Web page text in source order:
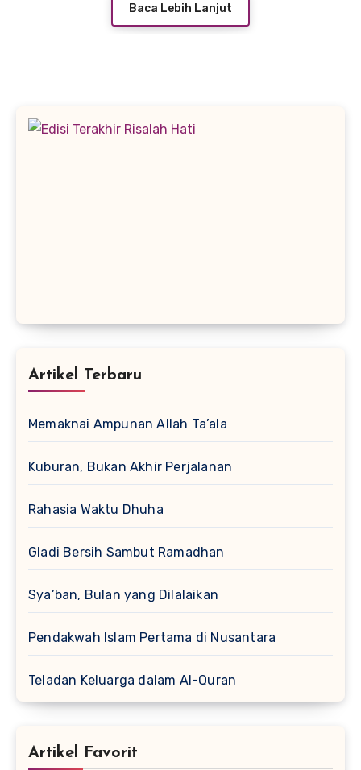
Baca Lebih Lanjut
Artikel Terbaru
Memaknai Ampunan Allah Ta’ala
Kuburan, Bukan Akhir Perjalanan
Rahasia Waktu Dhuha
Gladi Bersih Sambut Ramadhan
Sya’ban, Bulan yang Dilalaikan
Pendakwah Islam Pertama di Nusantara
Teladan Keluarga dalam Al-Quran
Artikel Favorit